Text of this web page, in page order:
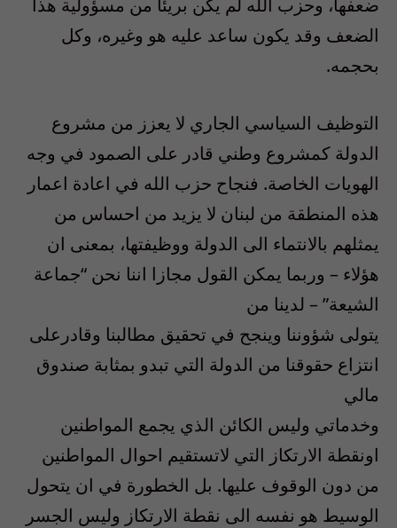
ضعفها، وحزب الله لم يكن بريئا من مسؤولية هذا
الضعف وقد يكون ساعد عليه هو وغيره، وكل
بحجمه.
التوظيف السياسي الجاري لا يعزز من مشروع
الدولة كمشروع وطني قادر على الصمود في وجه
الهويات الخاصة. فنجاح حزب الله في اعادة اعمار
هذه المنطقة من لبنان لا يزيد من احساس من
يمثلهم بالانتماء الى الدولة ووظيفتها، بمعنى ان
هؤلاء – وربما يمكن القول مجازا اننا نحن “جماعة
الشيعة” – لدينا من
يتولى شؤوننا وينجح في تحقيق مطالبنا وقادرعلى
انتزاع حقوقنا من الدولة التي تبدو بمثابة صندوق
مالي
وخدماتي وليس الكائن الذي يجمع المواطنين
اونقطة الارتكاز التي لاتستقيم احوال المواطنين
من دون الوقوف عليها. بل الخطورة في ان يتحول
الوسيط هو نفسه الى نقطة الارتكاز وليس الجسر